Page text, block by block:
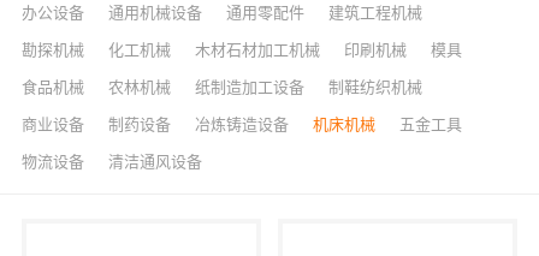
办公设备 通用机械设备 通用零配件 建筑工程机械
勘探机械 化工机械 木材石材加工机械 印刷机械 模具
食品机械 农林机械 纸制造加工设备 制鞋纺织机械
商业设备 制药设备 冶炼铸造设备 机床机械 五金工具
物流设备 清洁通风设备